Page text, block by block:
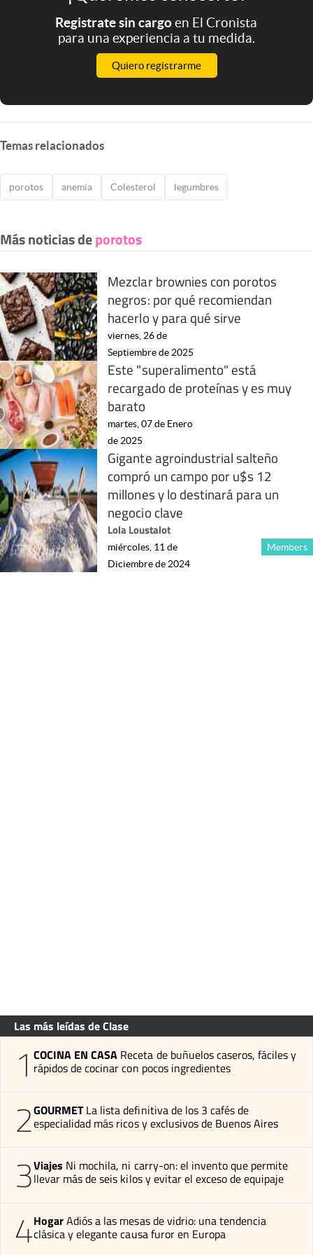
Registrate sin cargoen El Cronista
para una experiencia a tu medida.
Quiero registrarme
Temas relacionados
porotos anemia Colesterol legumbres
Más noticias deporotos
Mezclar brownies con porotos
negros: por qué recomiendan
hacerlo y para qué sirve
viernes, 26 de
Septiembre de 2025
Este "superalimento" está
recargado de proteínas y es muy
barato
martes, 07 de Enero
de 2025
Gigante agroindustrial salteño
compró un campo por u$s 12
millones y lo destinará para un
negocio clave
Lola Loustalot
Members
miércoles, 11 de
Diciembre de 2024
Las más leídas de Clase
1 COCINA EN CASA Receta de buñuelos caseros, fáciles y
rápidos de cocinar con pocos ingredientes
2GOURMET La lista definitiva de los 3 cafés de
especialidad más ricos y exclusivos de Buenos Aires
3Viajes Ni mochila, ni carry-on: el invento que permite
llevar más de seis kilos y evitar el exceso de equipaje
4HogarAdiós a las mesas de vidrio: una tendencia
clásica y elegante causa furor en Europa